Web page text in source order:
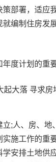
部署，适应
编制住房发
度计划的重
;人、房、
施工作的重
安排土地供